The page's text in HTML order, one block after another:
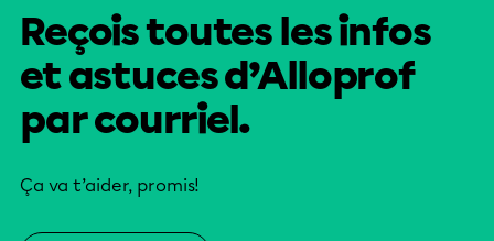
Reçois toutes les infos
et astuces d’Alloprof
par courriel.
Ça va t’aider, promis!